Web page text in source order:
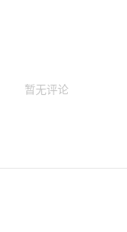
暂无评论